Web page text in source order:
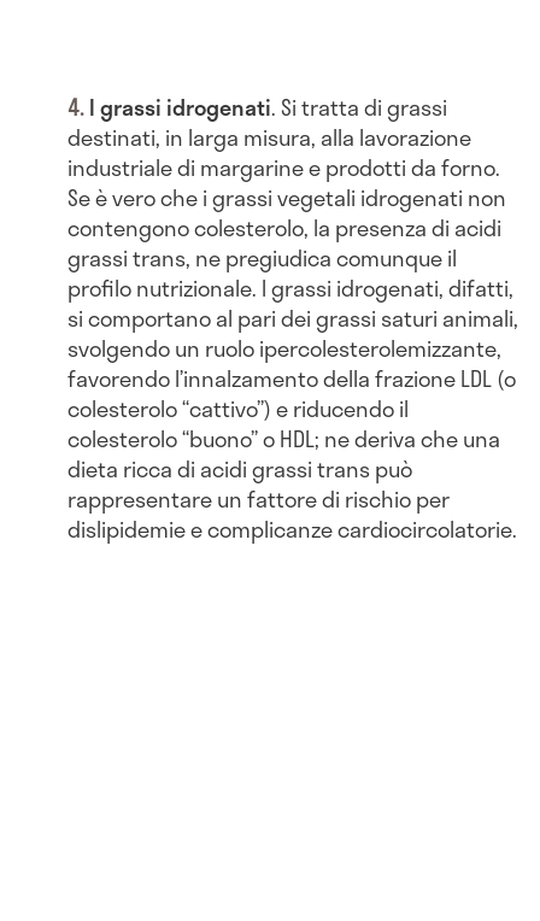
I grassi idrogenati. Si tratta di grassi
destinati, in larga misura, alla lavorazione
industriale di margarine e prodotti da forno.
Se è vero che i grassi vegetali idrogenati non
contengono colesterolo, la presenza di acidi
grassi trans, ne pregiudica comunque il
profilo nutrizionale. I grassi idrogenati, difatti,
si comportano al pari dei grassi saturi animali,
svolgendo un ruolo ipercolesterolemizzante,
favorendo l’innalzamento della frazione LDL (o
colesterolo “cattivo”) e riducendo il
colesterolo “buono” o HDL; ne deriva che una
dieta ricca di acidi grassi trans può
rappresentare un fattore di rischio per
dislipidemie e complicanze cardiocircolatorie.